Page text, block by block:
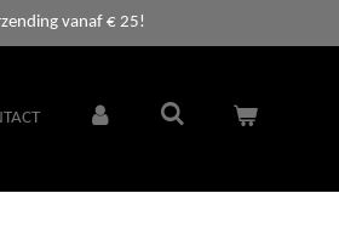
vanaf € 25!